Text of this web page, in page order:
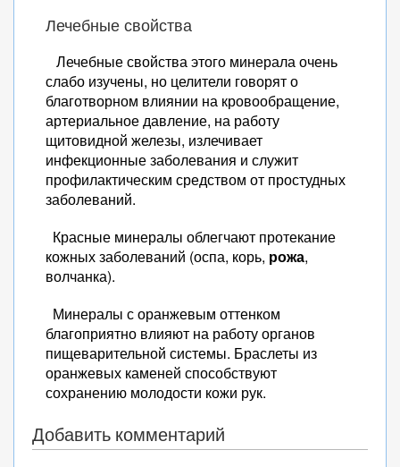
Лечебные свойства
Лечебные свойства этого минерала очень
слабо изучены, но целители говорят о
благотворном влиянии на кровообращение,
артериальное давление, на работу
щитовидной железы, излечивает
инфекционные заболевания и служит
профилактическим средством от простудных
заболеваний.
Красные минералы облегчают протекание
кожных заболеваний (оспа, корь, рожа,
волчанка).
Минералы с оранжевым оттенком
благоприятно влияют на работу органов
пищеварительной системы. Браслеты из
оранжевых каменей способствуют
сохранению молодости кожи рук.
Добавить комментарий